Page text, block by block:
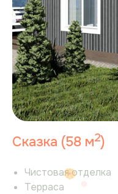
Сказка (58 м2)
Чистовая отделка
Терраса